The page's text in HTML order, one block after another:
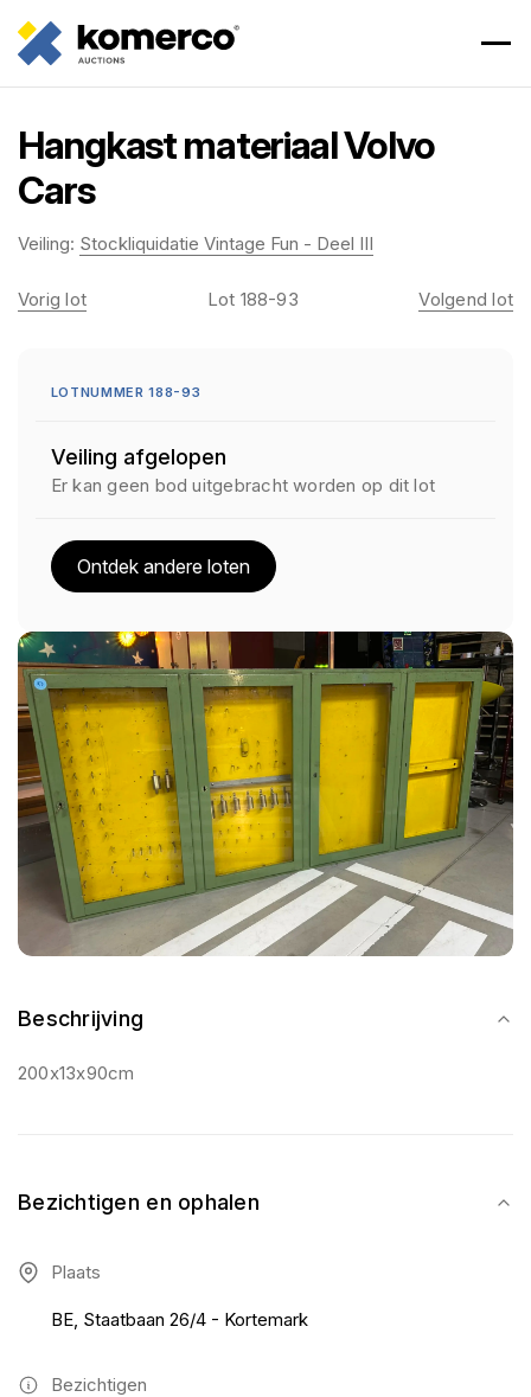
Hangkast materiaal Volvo
Cars
Veiling: Stockliquidatie Vintage Fun - Deel III
Beschrijving
200x13x90cm
Bezichtigen en ophalen
Plaats
BE, Staatbaan 26/4 - Kortemark
Bezichtigen
Vorig lot Lot 188-93 Volgend lot
LOTNUMMER 188-93
Veiling afgelopen
Er kan geen bod uitgebracht worden op dit lot
Ontdek andere loten